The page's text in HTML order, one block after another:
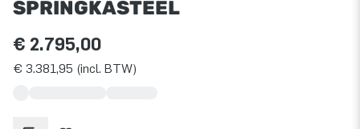
SPRINGKASTEEL
€ 2.795,00
€ 3.381,95 (incl. BTW)